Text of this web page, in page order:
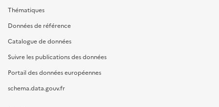
Thématiques
Données de référence
Catalogue de données
Suivre les publications des données
Portail des données européennes
schema.data.gouv.fr